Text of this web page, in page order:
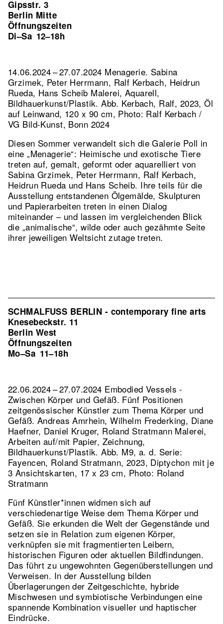
Gipsstr. 3
Berlin Mitte
Öffnungszeiten
Di–Sa 12–18h
14.06.2024 – 27.07.2024 Menagerie. Sabina
Grzimek, Peter Herrmann, Ralf Kerbach, Heidrun
Rueda, Hans Scheib Malerei, Aquarell,
Bildhauerkunst/Plastik.Abb. Kerbach, Ralf, 2023, Öl
auf Leinwand, 120 x 90 cm, Photo: Ralf Kerbach /
VG Bild-Kunst, Bonn 2024
Diesen Sommer verwandelt sich die Galerie Poll in
eine „Menagerie“: Heimische und exotische Tiere
treten auf, gemalt, geformt oder aquarelliert von
Sabina Grzimek, Peter Herrmann, Ralf Kerbach,
Heidrun Rueda und Hans Scheib. Ihre teils für die
Ausstellung entstandenen Ölgemälde, Skulpturen
und Papierarbeiten treten in einen Dialog
miteinander – und lassen im vergleichenden Blick
die „animalische“, wilde oder auch gezähmte Seite
ihrer jeweiligen Weltsicht zutage treten.
SCHMALFUSS BERLIN - contemporary fine arts
Knesebeckstr. 11
Berlin West
Öffnungszeiten
Mo–Sa 11–18h
22.06.2024 – 27.07.2024 Embodied Vessels -
Zwischen Körper und Gefäß. Fünf Positionen
zeitgenössischer Künstler zum Thema Körper und
Gefäß. Andreas Amrhein, Wilhelm Frederking, Diane
Haefner, Daniel Kruger, Roland Stratmann Malerei,
Arbeiten auf/mit Papier, Zeichnung,
Bildhauerkunst/Plastik.Abb. M9, a. d. Serie:
Fayencen, Roland Stratmann, 2023, Diptychon mit je
3 Ansichtskarten, 17 x 23 cm, Photo: Roland
Stratmann
Fünf Künstler*innen widmen sich auf
verschiedenartige Weise dem Thema Körper und
Gefäß. Sie erkunden die Welt der Gegenstände und
setzen sie in Relation zum eigenen Körper,
verknüpfen sie mit fragmentierten Leibern,
historischen Figuren oder aktuellen Bildfindungen.
Das führt zu ungewohnten Gegenüberstellungen und
Verweisen. In der Ausstellung bilden
Überlagerungen der Zeitgeschichte, hybride
Mischwesen und symbiotische Verbindungen eine
spannende Kombination visueller und haptischer
Eindrücke.